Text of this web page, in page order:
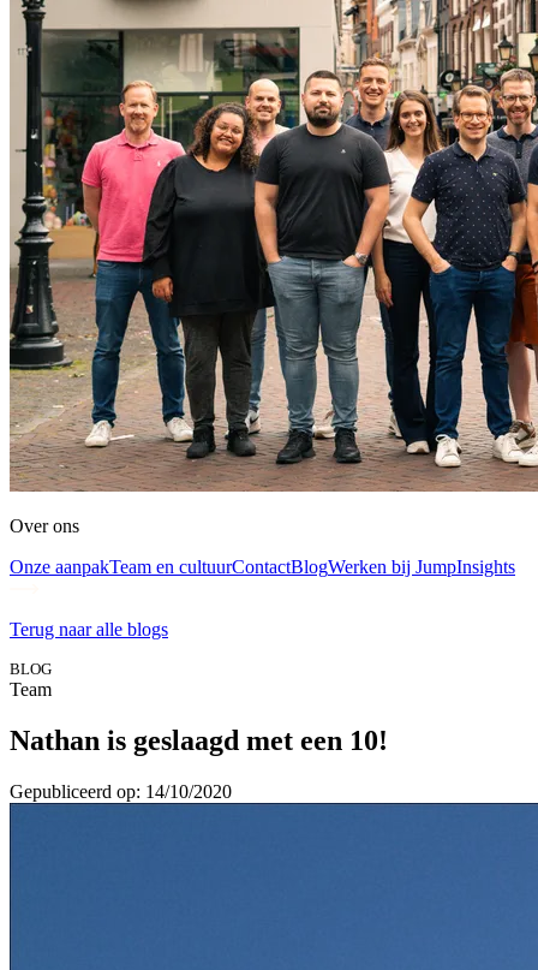
Over ons
Onze aanpakTeam en cultuurContactBlogWerken bij JumpInsights
Terug naar alle blogs
BLOG
Team
Nathan is geslaagd met een 10!
Gepubliceerd op: 14/10/2020